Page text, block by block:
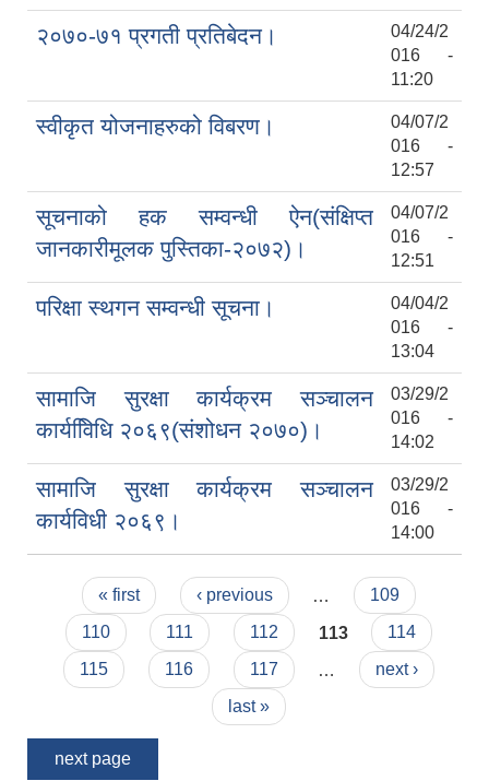
२०७०-७१ प्रगती प्रतिबेदन।
04/24/2
016 -
11:20
स्वीकृत योजनाहरुको विबरण।
04/07/2
016 -
12:57
सूचनाको हक सम्वन्धी ऐन(संक्षिप्त
जानकारीमूलक पुस्तिका-२०७२)।
04/07/2
016 -
12:51
परिक्षा स्थगन सम्वन्धी सूचना।
04/04/2
016 -
13:04
सामाजि सुरक्षा कार्यक्रम सञ्चालन
कार्यवििधि २०६९(संशोधन २०७०)।
03/29/2
016 -
14:02
सामाजि सुरक्षा कार्यक्रम सञ्चालन
कार्यविधी २०६९।
03/29/2
016 -
14:00
Pages« first ‹ previous
109
110
111 112 113
114
115
116 117
next ›
last »
next page